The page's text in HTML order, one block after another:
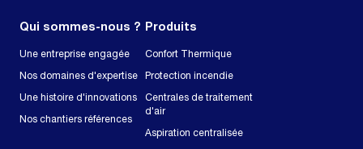
Qui sommes-nous ?
Une entreprise engagée
Nos domaines d'expertise
Une histoire d'innovations
Nos chantiers références
Produits
Confort Thermique
Protection incendie
Centrales de traitement
d'air
Aspiration centralisée